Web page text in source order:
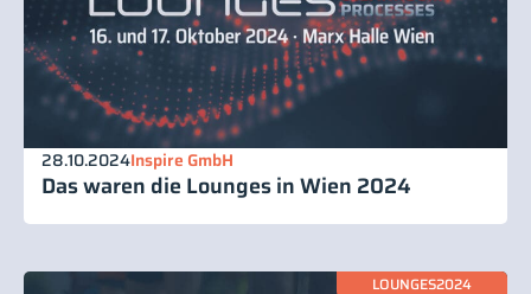
28.10.2024Inspire GmbH
Das waren die Lounges in Wien 2024
LOUNGES2024